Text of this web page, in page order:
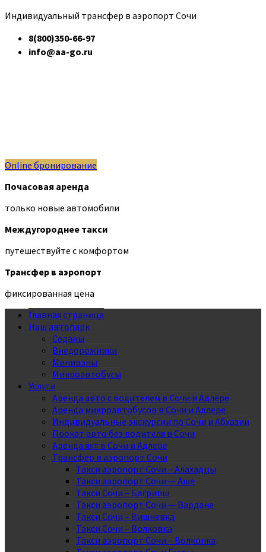
Индивидуальный трансфер в аэропорт Сочи
8(800)350-66-97
info@aa-go.ru
Online бронирование
Почасовая аренда
только новые автомобили
Междугороднее такси
путешествуйте с комфортом
Трансфер в аэропорт
фиксированная цена
Главная страница
Наш автопарк
Седаны
Внедорожники
Минивэны
Микроавтобусы
Услуги
Аренда авто с водителем в Сочи и Адлере
Аренда микроавтобусов в Сочи и Адлере
Индивидуальные экскурсии по Сочи и Абхазии
Прокат авто без водителя в Сочи
Аренда яхт в Сочи и Адлере
Трансфер в аэропорт Сочи
Такси аэропорт Сочи – Алахадцы
Такси аэропорт Сочи — Аше
Такси Сочи – Багрипш
Такси аэропорт Сочи — Вардане
Такси Сочи – Вишневка
Такси Сочи – Волковка
Такси аэропорт Сочи – Волконка